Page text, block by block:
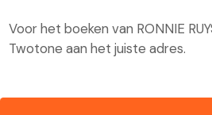
Voor het boeken van RONNIE
Twotone aan het juiste adres.